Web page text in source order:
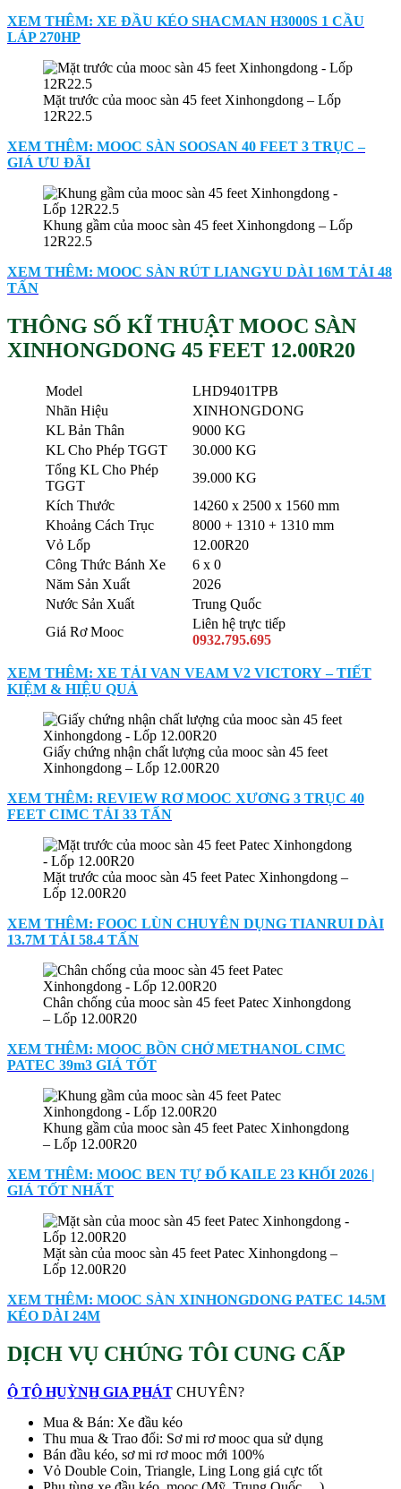
XEM THÊM: XE ĐẦU KÉO SHACMAN H3000S 1 CẦU
LÁP 270HP
Mặt trước của mooc sàn 45 feet Xinhongdong – Lốp
12R22.5
XEM THÊM: MOOC SÀN SOOSAN 40 FEET 3 TRỤC –
GIÁ ƯU ĐÃI
Khung gầm của mooc sàn 45 feet Xinhongdong – Lốp
12R22.5
XEM THÊM: MOOC SÀN RÚT LIANGYU DÀI 16M TẢI 48
TẤN
THÔNG SỐ KĨ THUẬT MOOC SÀN
XINHONGDONG 45 FEET 12.00R20
Model
LHD9401TPB
Nhãn Hiệu
XINHONGDONG
KL Bản Thân
9000 KG
KL Cho Phép TGGT
30.000 KG
Tổng KL Cho Phép
TGGT
39.000 KG
Kích Thước
14260 x 2500 x 1560 mm
Khoảng Cách Trục
8000 + 1310 + 1310 mm
Vỏ Lốp
12.00R20
Công Thức Bánh Xe
6 x 0
Năm Sản Xuất
2026
Nước Sản Xuất
Trung Quốc
Giá Rơ Mooc
Liên hệ trực tiếp
0932.795.695
XEM THÊM: XE TẢI VAN VEAM V2 VICTORY – TIẾT
KIỆM & HIỆU QUẢ
Giấy chứng nhận chất lượng của mooc sàn 45 feet
Xinhongdong – Lốp 12.00R20
XEM THÊM: REVIEW RƠ MOOC XƯƠNG 3 TRỤC 40
FEET CIMC TẢI 33 TẤN
Mặt trước của mooc sàn 45 feet Patec Xinhongdong –
Lốp 12.00R20
XEM THÊM: FOOC LÙN CHUYÊN DỤNG TIANRUI DÀI
13.7M TẢI 58.4 TẤN
Chân chống của mooc sàn 45 feet Patec Xinhongdong
– Lốp 12.00R20
XEM THÊM: MOOC BỒN CHỞ METHANOL CIMC
PATEC 39m3 GIÁ TỐT
Khung gầm của mooc sàn 45 feet Patec Xinhongdong
– Lốp 12.00R20
XEM THÊM: MOOC BEN TỰ ĐỔ KAILE 23 KHỐI 2026 |
GIÁ TỐT NHẤT
Mặt sàn của mooc sàn 45 feet Patec Xinhongdong –
Lốp 12.00R20
XEM THÊM: MOOC SÀN XINHONGDONG PATEC 14.5M
KÉO DÀI 24M
DỊCH VỤ CHÚNG TÔI CUNG CẤP
Ô̲ ̲T̲Ô̲ ̲H̲U̲Ỳ̲N̲H̲ ̲G̲I̲A̲ ̲P̲H̲Á̲T̲ CHUYÊN?
Mua & Bán: Xe đầu kéo
Thu mua & Trao đổi: Sơ mi rơ mooc qua sử dụng
Bán đầu kéo, sơ mi rơ mooc mới 100%
Vỏ Double Coin, Triangle, Ling Long giá cực tốt